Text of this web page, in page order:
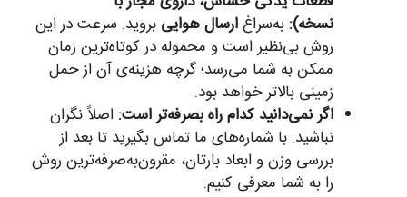
نسخه): به‌سراغارسال هوایی بروید. سرعت در این
روش بی‌نظیر است و محموله در کوتاه‌ترین زمان
ممکن به شما می‌رسد؛ گرچه هزینه‌ی آن از حمل
زمینی بالاتر خواهد بود.
اگر نمی‌دانید کدام راه بصرفه‌تر است: اصلاً نگران
نباشید. با شماره‌های ما تماس بگیرید تا بعد از
بررسی وزن و ابعاد بارتان، مقرون‌به‌صرفه‌ترین روش
را به شما معرفی کنیم.